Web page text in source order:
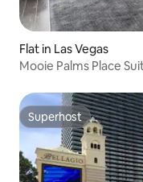
Flat in Las Vegas
Mooie Palms Place
Superhost
Superhost